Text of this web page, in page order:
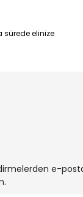
sürede elinize
e-